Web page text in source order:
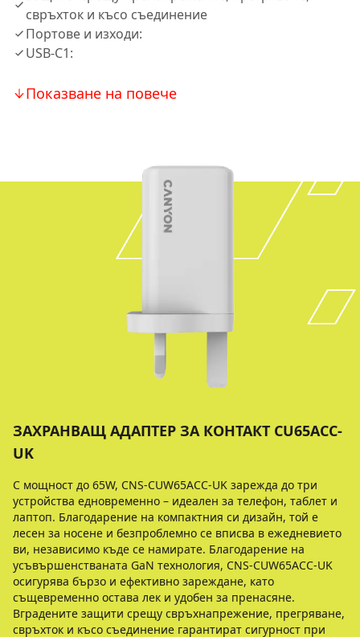
свръхток и късо съединение
Портове и изходи:
USB-C1:
Показване на повече
ЗАХРАНВАЩ АДАПТЕР ЗА КОНТАКТ CU65ACC-
UK
С мощност до 65W, CNS-CUW65ACC-UK зарежда до три
устройства едновременно – идеален за телефон, таблет и
лаптоп. Благодарение на компактния си дизайн, той е
лесен за носене и безпроблемно се вписва в ежедневието
ви, независимо къде се намирате. Благодарение на
усъвършенстваната GaN технология, CNS-CUW65ACC-UK
осигурява бързо и ефективно зареждане, като
същевременно остава лек и удобен за пренасяне.
Вградените защити срещу свръхнапрежение, прегряване,
свръхток и късо съединение гарантират сигурност при